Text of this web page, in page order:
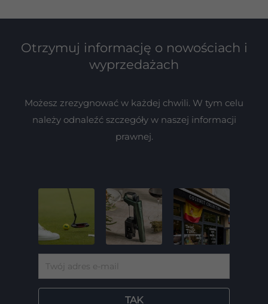
Otrzymuj informację o nowościach i
wyprzedażach
Możesz zrezygnować w każdej chwili. W tym celu
należy odnaleźć szczegóły w naszej informacji
prawnej.